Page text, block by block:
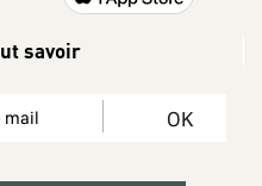
savoir
OK